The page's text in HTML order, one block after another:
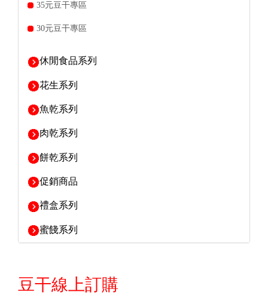
35元豆干專區
30元豆干專區
休閒食品系列
花生系列
魚乾系列
肉乾系列
餅乾系列
促銷商品
禮盒系列
蜜餞系列
豆干線上訂購